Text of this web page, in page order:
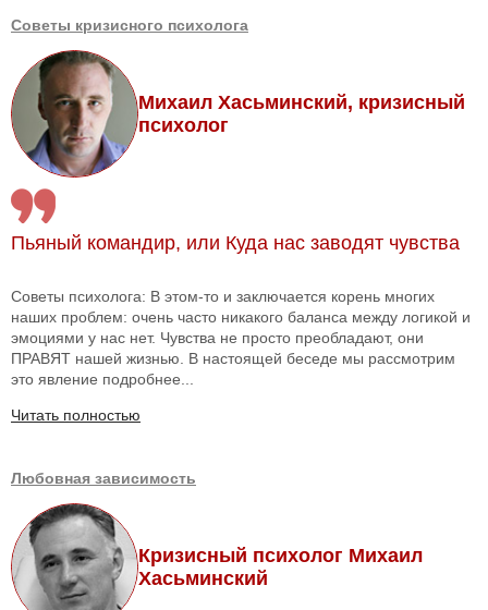
Советы кризисного психолога
Михаил Хасьминский, кризисный
психолог
Пьяный командир, или Куда нас заводят чувства
Советы психолога: В этом-то и заключается корень многих
наших проблем: очень часто никакого баланса между логикой и
эмоциями у нас нет. Чувства не просто преобладают, они
ПРАВЯТ нашей жизнью. В настоящей беседе мы рассмотрим
это явление подробнее...
Читать полностью
Любовная зависимость
Кризисный психолог Михаил
Хасьминский